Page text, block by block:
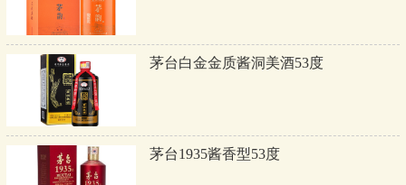
茅台白金金质酱洞美酒53度
茅台1935酱香型53度